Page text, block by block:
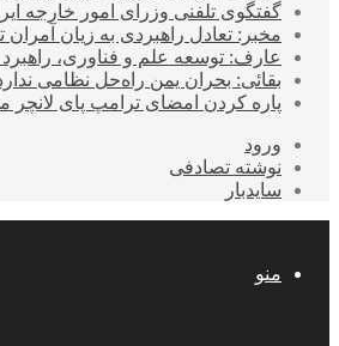
گفتگوی تلفنی وزرای امور خارجه
مخبر: تعادل راهبردی به زیان
عارف: توسعه علم و فناوری،
بقائی: بحران یمن راه‌حل نظامی
پاره کردن امضای ترامپ پای لانچر
ورود
نوشته تصادفی
سایدبار
منو